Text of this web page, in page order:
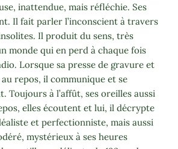
inattendue, mais réfléchie. Ses
Il fait parler l’inconscient à travers
Il produit du sens, très
monde qui en perd à chaque fois
Lorsque sa presse de gravure et
repos, il communique et se
Toujours à l’affût, ses oreilles aussi
elles écoutent et lui, il décrypte
et perfectionniste, mais aussi
mystérieux à ses heures